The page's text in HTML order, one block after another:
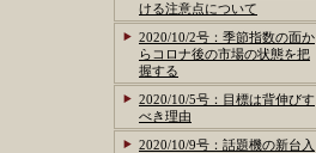
ける注意点について
2020/10/2号：季節指数の面か
らコロナ後の市場の状態を把
握する
2020/10/5号：目標は背伸びす
べき理由
2020/10/9号：話題機の新台入